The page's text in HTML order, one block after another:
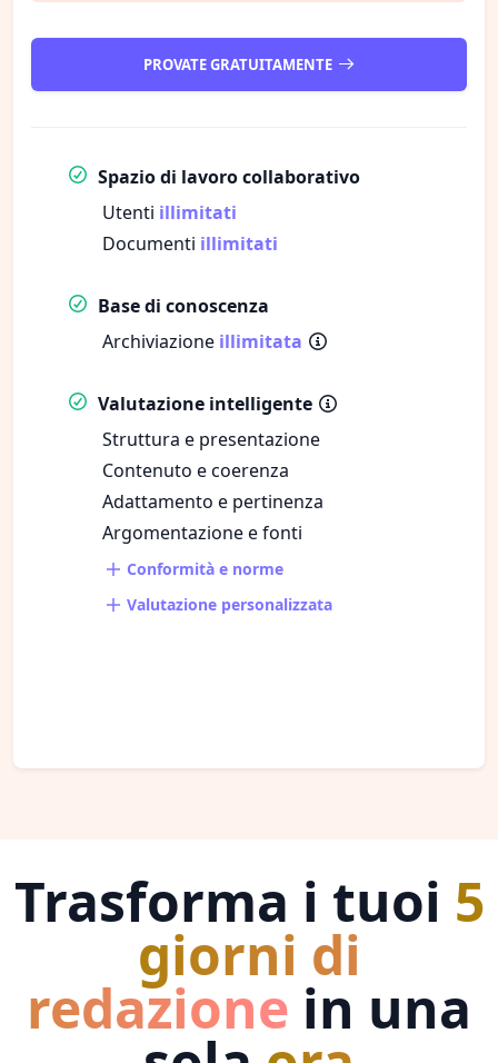
PROVATE GRATUITAMENTE
Spazio di lavoro collaborativo
Utenti illimitati
Documenti illimitati
Base di conoscenza
Archiviazione illimitata
Valutazione intelligente
Struttura e presentazione
Contenuto e coerenza
Adattamento e pertinenza
Argomentazione e fonti
Conformità e norme
Valutazione personalizzata
Trasforma i tuoi 5
giorni di
redazione in una